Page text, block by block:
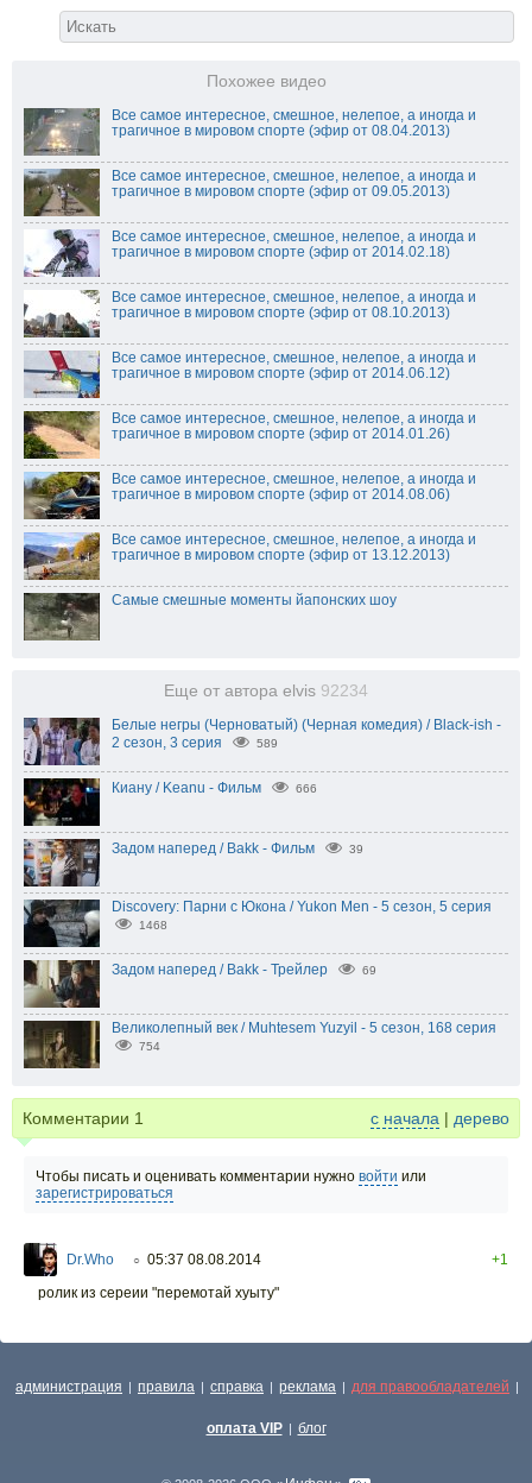
Похожее видео
Все самое интересное, смешное, нелепое, а иногда и
трагичное в мировом спорте (эфир от 08.04.2013)
Все самое интересное, смешное, нелепое, а иногда и
трагичное в мировом спорте (эфир от 09.05.2013)
Все самое интересное, смешное, нелепое, а иногда и
трагичное в мировом спорте (эфир от 2014.02.18)
Все самое интересное, смешное, нелепое, а иногда и
трагичное в мировом спорте (эфир от 08.10.2013)
Все самое интересное, смешное, нелепое, а иногда и
трагичное в мировом спорте (эфир от 2014.06.12)
Все самое интересное, смешное, нелепое, а иногда и
трагичное в мировом спорте (эфир от 2014.01.26)
Все самое интересное, смешное, нелепое, а иногда и
трагичное в мировом спорте (эфир от 2014.08.06)
Все самое интересное, смешное, нелепое, а иногда и
трагичное в мировом спорте (эфир от 13.12.2013)
Самые смешные моменты йапонских шоу
Еще от автора elvis 92234
Белые негры (Черноватый) (Черная комедия) / Black-ish -
2 сезон, 3 серия
589
Киану / Keanu - Фильм 666
Задом наперед / Bakk - Фильм 39
Discovery: Парни с Юкона / Yukon Men - 5 сезон, 5 серия
1468
Задом наперед / Bakk - Трейлер 69
Великолепный век / Muhtesem Yuzyil - 5 сезон, 168 серия
754
Комментарии 1 с начала | дерево
Чтобы писать и оценивать комментарии нужно войти или
зарегистрироваться
Dr.Who ○ 05:37 08.08.2014
+1
ролик из сереии "перемотай хуыту"
администрация | правила | справка | реклама | для правообладателей |
оплата VIP | блог